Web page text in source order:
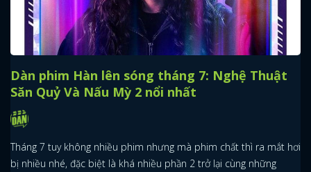
Dàn phim Hàn lên sóng tháng 7: Nghệ Thuật
Săn Quỷ Và Nấu Mỳ 2 nổi nhất
Tháng 7 tuy không nhiều phim nhưng mà phim chất thì ra mắt hơi
bị nhiều nhé, đặc biệt là khá nhiều phần 2 trở lại cùng những